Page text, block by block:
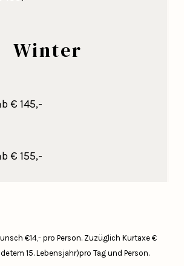
Winter
€ 145,-
€ 155,-
€14,- pro Person. Zuzüglich Kurtaxe €
15. Lebensjahr)pro Tag und Person.